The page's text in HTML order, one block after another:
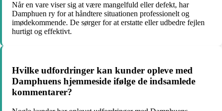
Når en vare viser sig at være mangelfuld eller defekt, har
Damphuen ry for at håndtere situationen professionelt og
imødekommende. De sørger for at erstatte eller udbedre fejlen
hurtigt og effektivt.
Hvilke udfordringer kan kunder opleve med
Damphuens hjemmeside ifølge de indsamlede
kommentarer?